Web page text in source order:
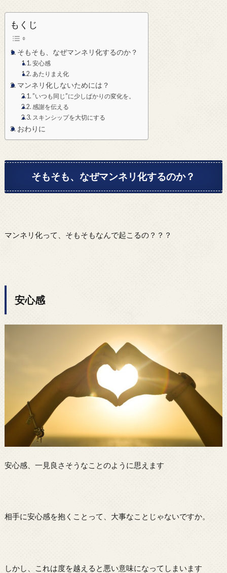
もくじ
そもそも、なぜマンネリ化するのか？
安心感
あたりまえ化
マンネリ化しないためには？
”いつも同じ”に少しばかりの変化を。
感謝を伝える
スキンシップを大切にする
おわりに
そもそも、なぜマンネリ化するのか？
マンネリ化って、そもそもなんで起こるの？？？
安心感
安心感、一見良さそうなことのように思えます
相手に安心感を抱くことって、大事なことじゃないですか。
しかし、これは度を越えると悪い意味になってしまいます